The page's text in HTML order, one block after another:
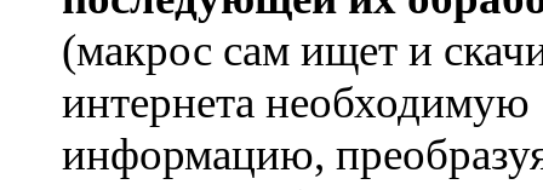
(макрос сам ищет и
интернета необходимую
информацию,